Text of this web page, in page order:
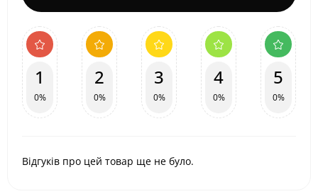
1
0%
2
0%
3
0%
4
0%
5
0%
Відгуків про цей товар ще не було.